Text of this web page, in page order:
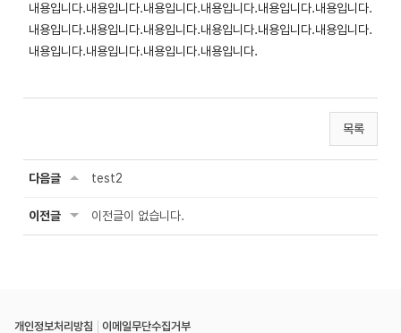
내용입니다.내용입니다.내용입니다.내용입니다.내용입니다.내용입니다.
내용입니다.내용입니다.내용입니다.내용입니다.내용입니다.내용입니다.
내용입니다.내용입니다.내용입니다.내용입니다.
목록
다음글 test2
이전글 이전글이 없습니다.
개인정보처리방침 이메일무단수집거부